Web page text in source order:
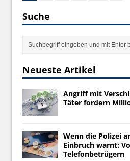
Suche
Neueste Artikel
Angriff mit
Täter fordern
Wenn die Polizei
Einbruch warnt:
Telefonbetrügern